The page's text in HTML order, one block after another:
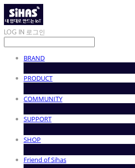
LOG IN 로그인
BRAND
PRODUCT
COMMUNITY
SUPPORT
SHOP
Friend of Sihas